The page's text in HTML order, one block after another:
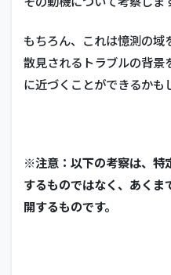
もちろん、これは憶測の
散見されるトラブルの背景
に近づくことができるかも
※注意：以下の考察は、特
するものではなく、あく
開するものです。